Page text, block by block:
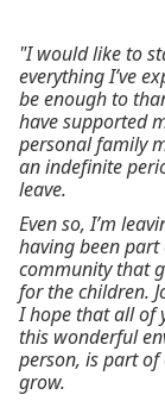
"I would like to
everything I’ve
be enough to
have supported
personal family
an indefinite
leave.
Even so, I’m
having been
community that
for the children.
I hope that all of
this wonderful
person, is part of
grow.